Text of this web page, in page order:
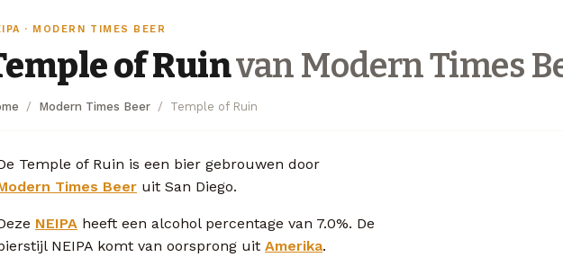
· MODERN TIMES BEER
of Ruinvan Modern Times
Modern Times Beer Temple of Ruin
Temple of Ruin is een bier gebrouwen door
Times Beer uit San Diego.
NEIPA heeft een alcohol percentage van 7.0%. De
NEIPA komt van oorsprong uit Amerika.